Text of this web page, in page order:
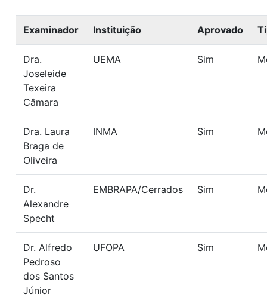
Examinador Instituição Aprovado
Dra.
Joseleide
Texeira
Câmara
UEMA Sim
Dra. Laura
Braga de
Oliveira
INMA Sim
Dr.
Alexandre
Specht
EMBRAPA/Cerrados Sim
Dr. Alfredo
Pedroso
dos Santos
Júnior
UFOPA Sim